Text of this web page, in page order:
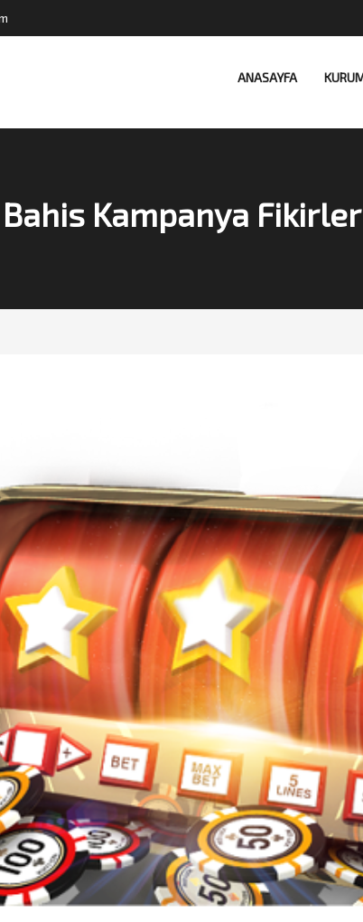
ANASAYFA
Bahis Kampanya